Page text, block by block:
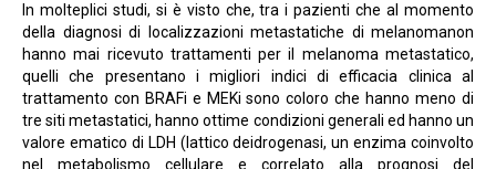
In molteplici studi, si è visto che, tra i pazienti che al momento
della diagnosi di localizzazioni metastatiche di melanomanon
hanno mai ricevuto trattamenti per il melanoma metastatico,
quelli che presentano i migliori indici di efficacia clinica al
trattamento con BRAFi e MEKi sono coloro che hanno meno di
tre siti metastatici, hanno ottime condizioni generali ed hanno un
valore ematico di LDH (lattico deidrogenasi, un enzima coinvolto
nel metabolismo cellulare e correlato alla prognosi del